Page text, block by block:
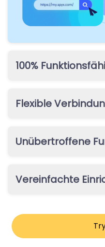
100%
Unterschiedliche
höchstmögliche
Flexible
ermöglicht eine 100 %
Unübertroffene
Jailbreak oder Root: Live-
WhatsApp, Messages,
Vereinfachte
Erstsynchronisation